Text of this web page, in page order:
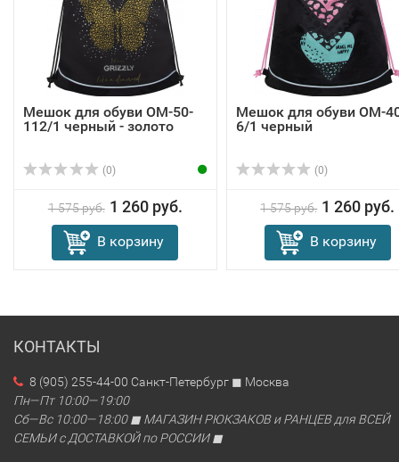
Мешок для обуви OM-50-
112/1 черный - золото
(0)
1 575 руб. 1 260 руб.
В корзину
Мешок для обуви OM-
6/1 черный
(0)
1 575 руб. 1 260 руб.
В корзину
КОНТАКТЫ
8 (905) 255-44-00 Санкт-Петербург ◼ Москва
Пн—Пт 10:00—19:00
Сб—Вс 10:00—18:00 ◼ МАГАЗИН РЮКЗАКОВ и РАНЦЕВ для ВСЕЙ
СЕМЬИ с ДОСТАВКОЙ по РОССИИ ◼